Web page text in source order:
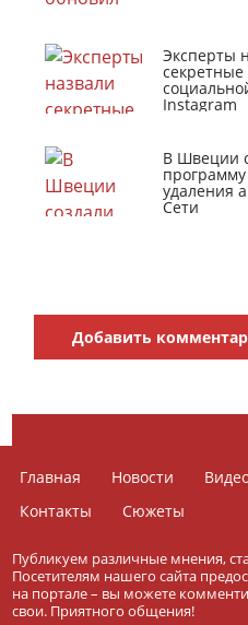
Эксперты
Instagram
В Швеции
удаления
Сети
Добавить
Главная Новости
Контакты
Сюжеты
Публикуем различные мнения,
Посетителям нашего сайта
на портале – вы можете
свои. Приятного общения!